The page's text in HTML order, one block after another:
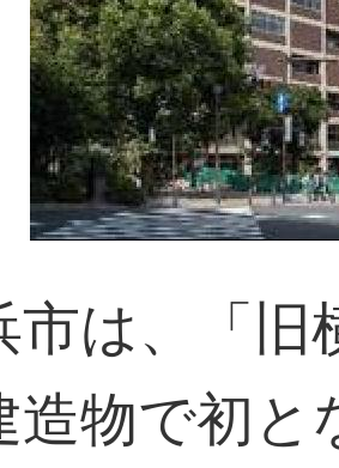
は、「旧
造物で初と